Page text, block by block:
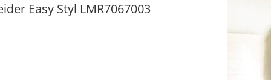
Easy Styl LMR7067003